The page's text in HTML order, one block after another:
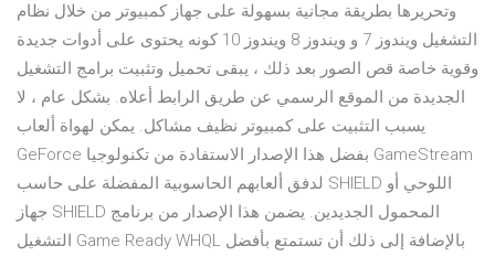
وتحريرها بطريقة مجانية بسهولة على جهاز كمبيوتر من خلال نظام
التشغيل ويندوز 7 و ويندوز 8 ويندوز 10 كونه يحتوى على أدوات جديدة
وقوية خاصة قص الصور بعد ذلك ، يبقى تحميل وتثبيت برامج التشغيل
الجديدة من الموقع الرسمي عن طريق الرابط أعلاه. بشكل عام ، لا
يسبب التثبيت على كمبيوتر نظيف مشاكل. يمكن لهواة ألعاب
GeForce بفضل هذا الإصدار الاستفادة من تكنولوجيا GameStream
لدفق ألعابهم الحاسوبية المفضلة على حاسب SHIELD اللوحي أو
جهاز SHIELD المحمول الجديدين. يضمن هذا الإصدار من برنامج
التشغيل Game Ready WHQL بالإضافة إلى ذلك أن تستمتع بأفضل